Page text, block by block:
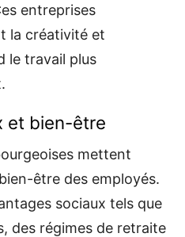
entreprises
la créativité et
le travail plus
et bien-être
mettent
être des employés.
sociaux tels que
des régimes de retraite